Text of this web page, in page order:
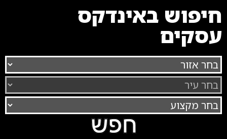
חיפוש באינדקס
עסקים